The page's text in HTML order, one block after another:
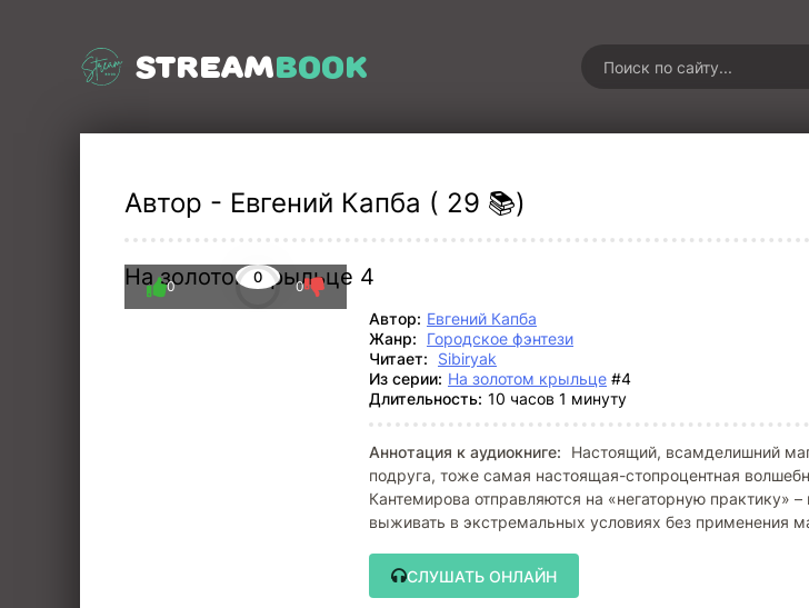
STREAMBOOK
Автор - Евгений Капба ( 29 📚)
На золотом крыльце 4
0
0 0
Автор: Евгений Капба
Жанр:
Городское фэнтези
Читает:
Sibiryak
Из серии: На золотом крыльце #4
Длительность: 10 часов 1 минуту
Аннотация к аудиокниге:
Настоящий, всамделишний
подруга, тоже самая настоящая-стопроцентная
Кантемирова отправляются на «негаторную практику»
выживать в экстремальных условиях без применения
СЛУШАТЬ ОНЛАЙН